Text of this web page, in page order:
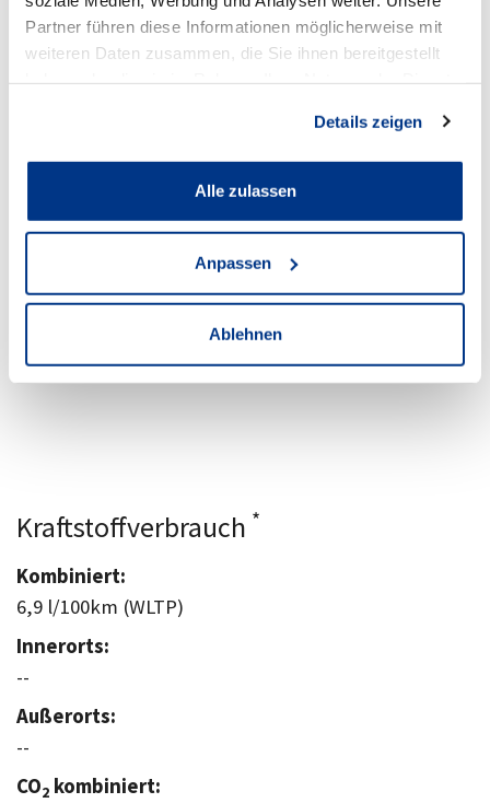
Partner führen diese Informationen möglicherweise mit
weiteren Daten zusammen, die Sie ihnen bereitgestellt
Details zeigen
Alle zulassen
Anpassen
Ablehnen
Hubertusstraße 32-34
45657 Recklinghausen
Kraftstoffverbrauch *
Kombiniert:
6,9 l/100km (WLTP)
Innerorts:
--
Außerorts:
--
CO2 kombiniert: